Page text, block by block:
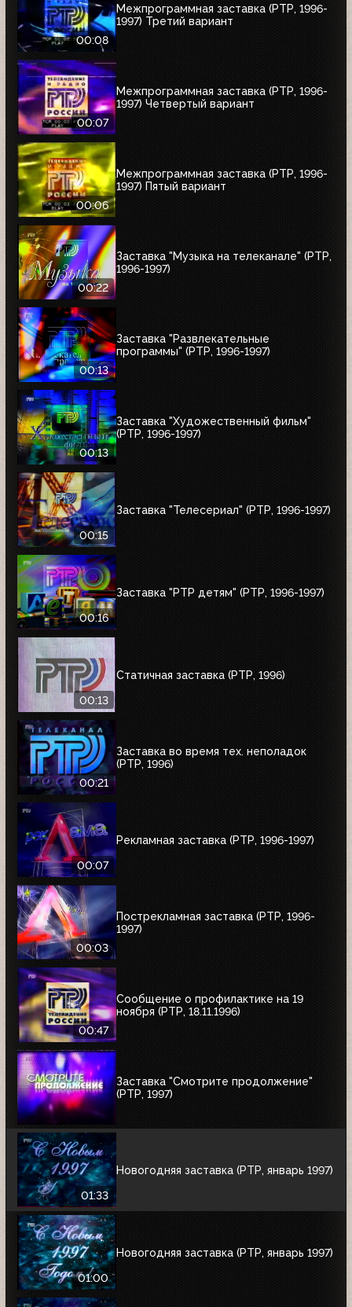
00:08
Межпрограммная заставка (РТР, 1996-
1997) Третий вариант
00:07
Межпрограммная заставка (РТР, 1996-
1997) Четвертый вариант
00:06
Межпрограммная заставка (РТР, 1996-
1997) Пятый вариант
00:22
Заставка "Музыка на телеканале" (РТР,
1996-1997)
00:13
Заставка "Развлекательные
программы" (РТР, 1996-1997)
00:13
Заставка "Художественный фильм"
(РТР, 1996-1997)
00:15
Заставка "Телесериал" (РТР, 1996-1997)
00:16
Заставка "РТР детям" (РТР, 1996-1997)
00:13
Статичная заставка (РТР, 1996)
00:21
Заставка во время тех. неполадок
(РТР, 1996)
00:07
Рекламная заставка (РТР, 1996-1997)
00:03
Пострекламная заставка (РТР, 1996-
1997)
00:47
Сообщение о профилактике на 19
ноября (РТР, 18.11.1996)
Заставка "Смотрите продолжение"
(РТР, 1997)
01:33
Новогодняя заставка (РТР, январь 1997)
01:00
Новогодняя заставка (РТР, январь 1997)